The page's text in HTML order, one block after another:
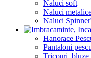
Naluci soft
Naluci metalice
Naluci
Hanorace
Pantaloni
Tricouri, bluze